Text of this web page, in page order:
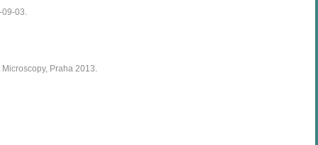
09-03.
Praha 2013.